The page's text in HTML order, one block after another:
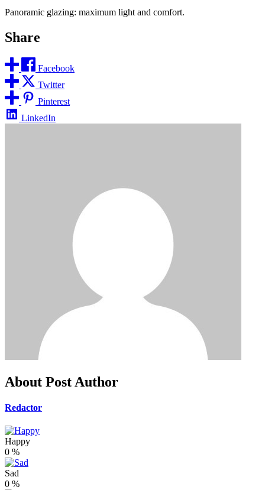
Panoramic glazing: maximum light and comfort.
Share
Facebook
Twitter
Pinterest
LinkedIn
About Post Author
Redactor
Happy
0 %
Sad
0 %